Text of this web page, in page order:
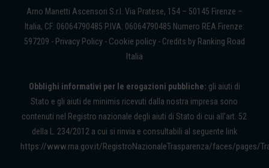
Arno Manetti Ascensori S.r.l. Via Pratese, 154 – 50145 Firenze –
Italia, CF: 06064790485 P.IVA: 06064790485 Numero REA Firenze:
597209 - Privacy Policy- Cookie policy- Credits by Ranking Road
Italia
Obblighi informativi per le erogazioni pubbliche: gli aiuti di
Stato e gli aiuti de minimis ricevuti dalla nostra impresa sono
contenuti nel Registro nazionale degli aiuti di Stato di cui all’art. 52
della L. 234/2012 a cui si rinvia e consultabili al seguente link
https://www.rna.gov.it/RegistroNazionaleTrasparenza/faces/pages/